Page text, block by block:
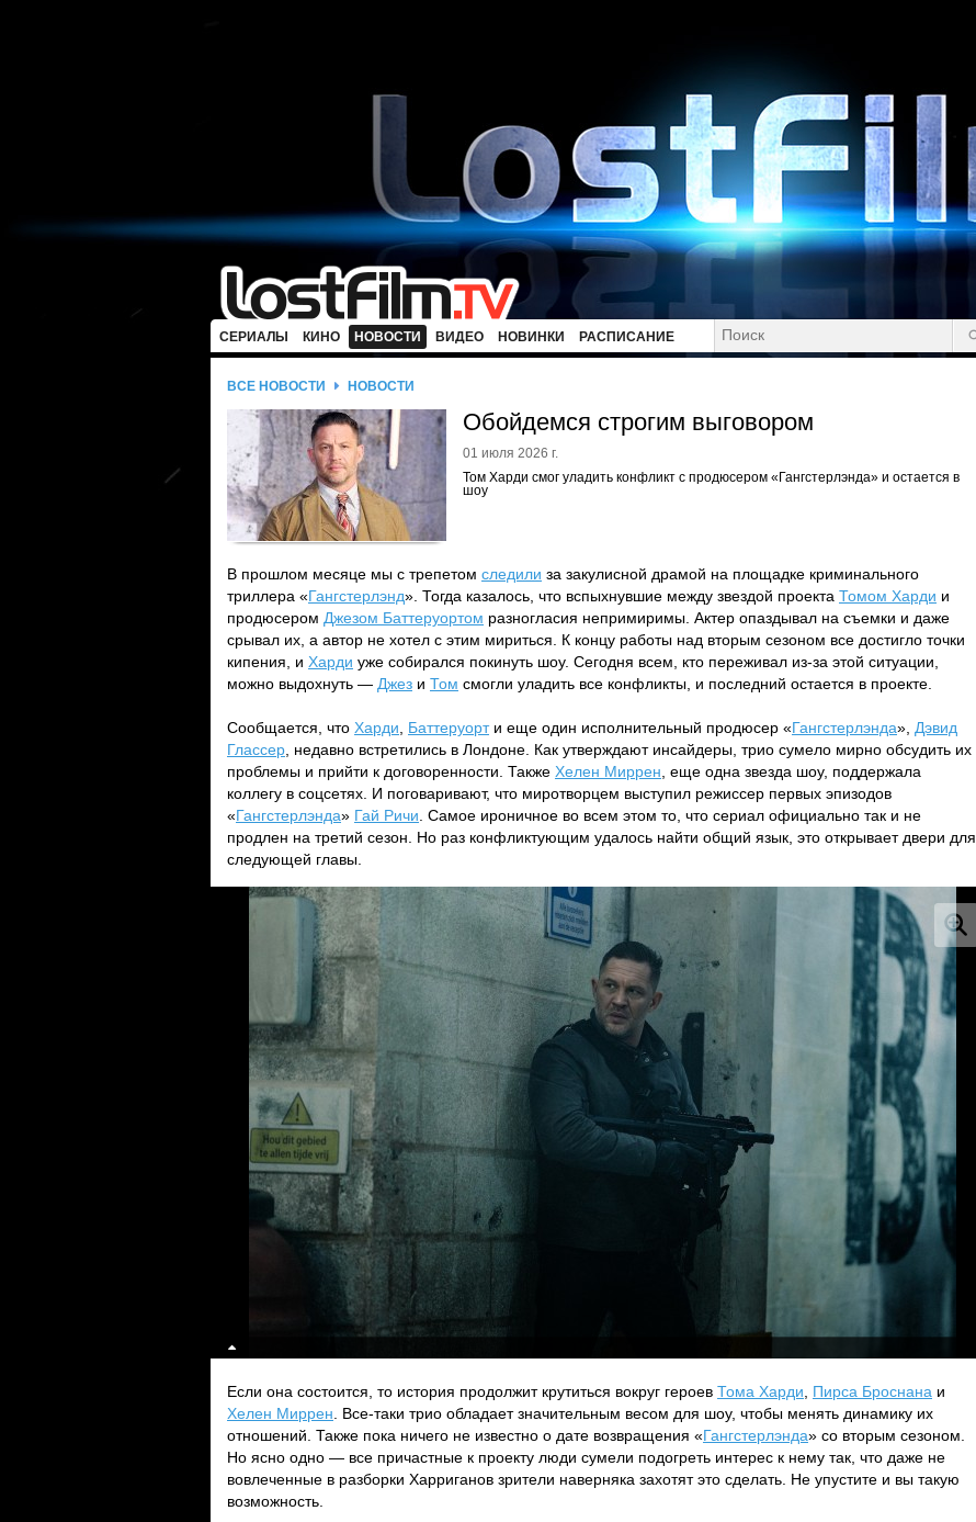
СЕРИАЛЫ КИНО НОВОСТИ ВИДЕО НОВИНКИ РАСПИСАНИЕ
ВСЕ НОВОСТИ НОВОСТИ
Обойдемся строгим выговором
01 июля 2026 г.
Том Харди смог уладить конфликт с продюсером «Гангстерлэнда» и остается в
шоу
В прошлом месяце мы с трепетом следили за закулисной драмой на площадке криминального
триллера «Гангстерлэнд». Тогда казалось, что вспыхнувшие между звездой проекта Томом Харди и
продюсером Джезом Баттеруортом разногласия непримиримы. Актер опаздывал на съемки и даже
срывал их, а автор не хотел с этим мириться. К концу работы над вторым сезоном все достигло точки
кипения, и Харди уже собирался покинуть шоу. Сегодня всем, кто переживал из-за этой ситуации,
можно выдохнуть — Джез и Том смогли уладить все конфликты, и последний остается в проекте.
Сообщается, что Харди Баттеруорти еще один исполнительный продюсер «Гангстерлэнда», Дэвид
Глассер , недавно встретились в Лондоне. Как утверждают инсайдеры, трио сумело мирно обсудить их
проблемы и прийти к договоренности. Также Хелен Миррен , еще одна звезда шоу, поддержала
коллегу в соцсетях. И поговаривают, что миротворцем выступил режиссер первых эпизодов
«Гангстерлэнда» Гай Ричи . Самое ироничное во всем этом то, что сериал официально так и не
продлен на третий сезон. Но раз конфликтующим удалось найти общий язык, это открывает двери для
следующей главы.
Если она состоится, то история продолжит крутиться вокруг героев Тома Харди Пирса Броснана и
Хелен Миррен . Все-таки трио обладает значительным весом для шоу, чтобы менять динамику их
отношений. Также пока ничего не известно о дате возвращения «Гангстерлэнда» со вторым сезоном.
Но ясно одно — все причастные к проекту люди сумели подогреть интерес к нему так, что даже не
вовлеченные в разборки Харриганов зрители наверняка захотят это сделать. Не упустите и вы такую
возможность.